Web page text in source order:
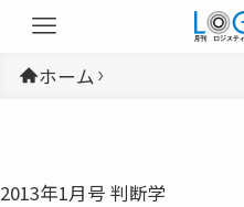
ホーム
2013年1月号 判断学